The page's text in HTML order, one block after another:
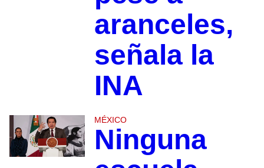
aranceles,
señala la
INA
MÉXICO
Ninguna